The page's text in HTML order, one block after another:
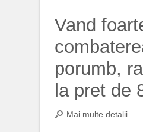
Vand
porumb,
la pret de
Mai multe detalii...